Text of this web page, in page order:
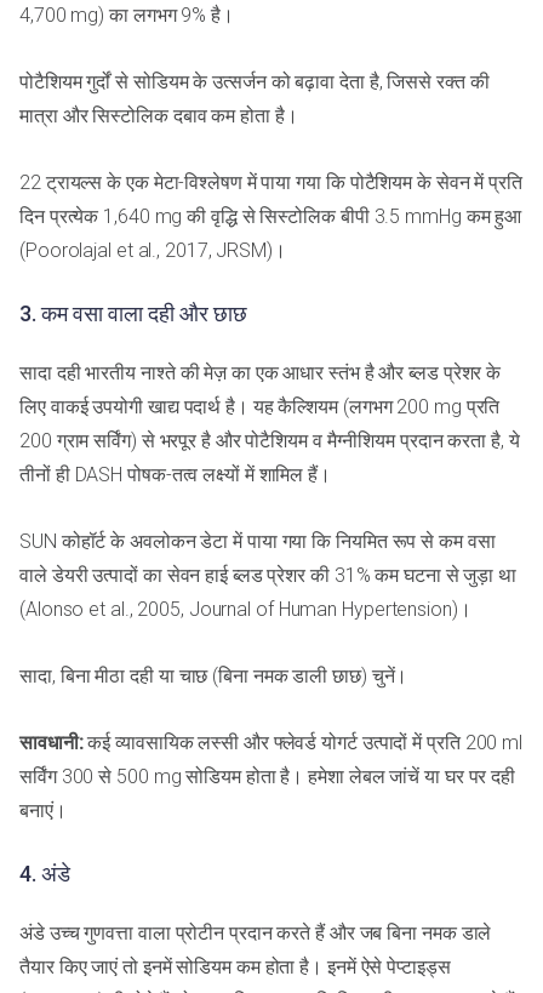
4,700 mg) का लगभग 9% है।
पोटैशियम गुर्दों से सोडियम के उत्सर्जन को बढ़ावा देता है, जिससे रक्त की
मात्रा और सिस्टोलिक दबाव कम होता है।
22 ट्रायल्स के एक मेटा-विश्लेषण में पाया गया कि पोटैशियम के सेवन में प्रति
दिन प्रत्येक 1,640 mg की वृद्धि से सिस्टोलिक बीपी 3.5 mmHg कम हुआ
(Poorolajal et al., 2017, JRSM)।
3. कम वसा वाला दही और छाछ
सादा दही भारतीय नाश्ते की मेज़ का एक आधार स्तंभ है और ब्लड प्रेशर के
लिए वाकई उपयोगी खाद्य पदार्थ है। यह कैल्शियम (लगभग 200 mg प्रति
200 ग्राम सर्विंग) से भरपूर है और पोटैशियम व मैग्नीशियम प्रदान करता है, ये
तीनों ही DASH पोषक-तत्व लक्ष्यों में शामिल हैं।
SUN कोहॉर्ट के अवलोकन डेटा में पाया गया कि नियमित रूप से कम वसा
वाले डेयरी उत्पादों का सेवन हाई ब्लड प्रेशर की 31% कम घटना से जुड़ा था
(Alonso et al., 2005, Journal of Human Hypertension)।
सादा, बिना मीठा दही या चाछ (बिना नमक डाली छाछ) चुनें।
सावधानी:कई व्यावसायिक लस्सी और फ्लेवर्ड योगर्ट उत्पादों में प्रति 200 ml
सर्विंग 300 से 500 mg सोडियम होता है। हमेशा लेबल जांचें या घर पर दही
बनाएं।
4. अंडे
अंडे उच्च गुणवत्ता वाला प्रोटीन प्रदान करते हैं और जब बिना नमक डाले
तैयार किए जाएं तो इनमें सोडियम कम होता है। इनमें ऐसे पेप्टाइड्स